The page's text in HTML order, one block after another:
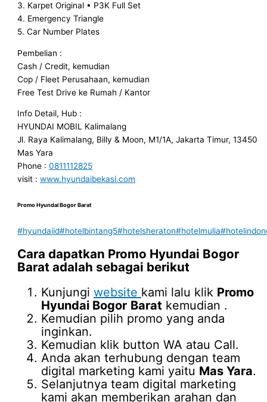
3. Karpet Original • P3K Full Set
4. Emergency Triangle
5. Car Number Plates
Pembelian :
Cash / Credit, kemudian
Cop / Fleet Perusahaan, kemudian
Free Test Drive ke Rumah / Kantor
Info Detail, Hub :
HYUNDAI MOBIL Kalimalang
Jl. Raya Kalimalang, Billy & Moon, M1/1A, Jakarta Timur, 13450
Mas Yara
Phone :0811112825
visit :www.hyundaibekasi.com
Promo Hyundai BogorBarat
#hyundaiid#hotelbintang5#hotelsheraton#hotelmulia
Cara dapatkan Promo Hyundai Bogor
Barat adalah sebagai berikut
Kunjungiwebsite kami lalu klik Promo
Hyundai Bogor Barat kemudian .
Kemudian pilih promo yang anda
inginkan.
Kemudian klik button WA atau Call.
Anda akan terhubung dengan team
digital marketing kami yaitu Mas Yara.
Selanjutnya team digital marketing
kami akan memberikan arahan dan